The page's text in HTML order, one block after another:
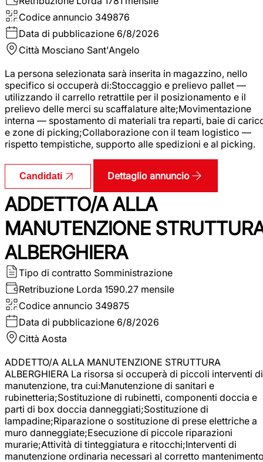
Codice annuncio 349876
Data di pubblicazione 6/8/2026
Città Mosciano Sant'Angelo
La persona selezionata sarà inserita in magazzino, nello
specifico si occuperà di:Stoccaggio e prelievo pallet —
utilizzando il carrello retrattile per il posizionamento e il
prelievo delle merci su scaffalature alte;Movimentazione
interna — spostamento di materiali tra reparti, baie di
e zone di picking;Collaborazione con il team logistico —
rispetto tempistiche, supporto alle spedizioni e al picking.
Candidati Dettaglio annuncio
ADDETTO/A ALLA
MANUTENZIONE
ALBERGHIERA
Tipo di contratto Somministrazione
Retribuzione Lorda 1590.27 mensile
Codice annuncio 349875
Data di pubblicazione 6/8/2026
Città Aosta
ADDETTO/A ALLA MANUTENZIONE STRUTTURA
ALBERGHIERA La risorsa si occuperà di piccoli interventi di
manutenzione, tra cui:Manutenzione di sanitari e
rubinetteria;Sostituzione di rubinetti, componenti doccia e
parti di box doccia danneggiati;Sostituzione di
lampadine;Riparazione o sostituzione di prese elettriche a
muro danneggiate;Esecuzione di piccole riparazioni
murarie;Attività di tinteggiatura e ritocchi;Interventi di
manutenzione ordinaria necessari al corretto